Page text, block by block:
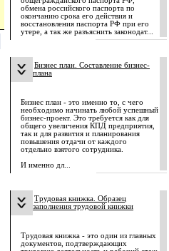
обмена российского паспорта по
окончанию срока его действия и
восстановления паспорта РФ при его
утере, а так же разъяснить законодат...
Бизнес план. Составление бизнес-
плана
Бизнес план - это именно то, с чего
необходимо начинать любой успешный
бизнес-проект. Это требуется как для
общего увеличения КПД предприятия,
так и для развития и планирования
повышения отдачи от каждого
отдельно взятого сотрудника.
И именно дл...
Трудовая книжка. Образец
заполнения трудовой книжки
Трудовая книжка - это один из главных
документов, подтверждающих